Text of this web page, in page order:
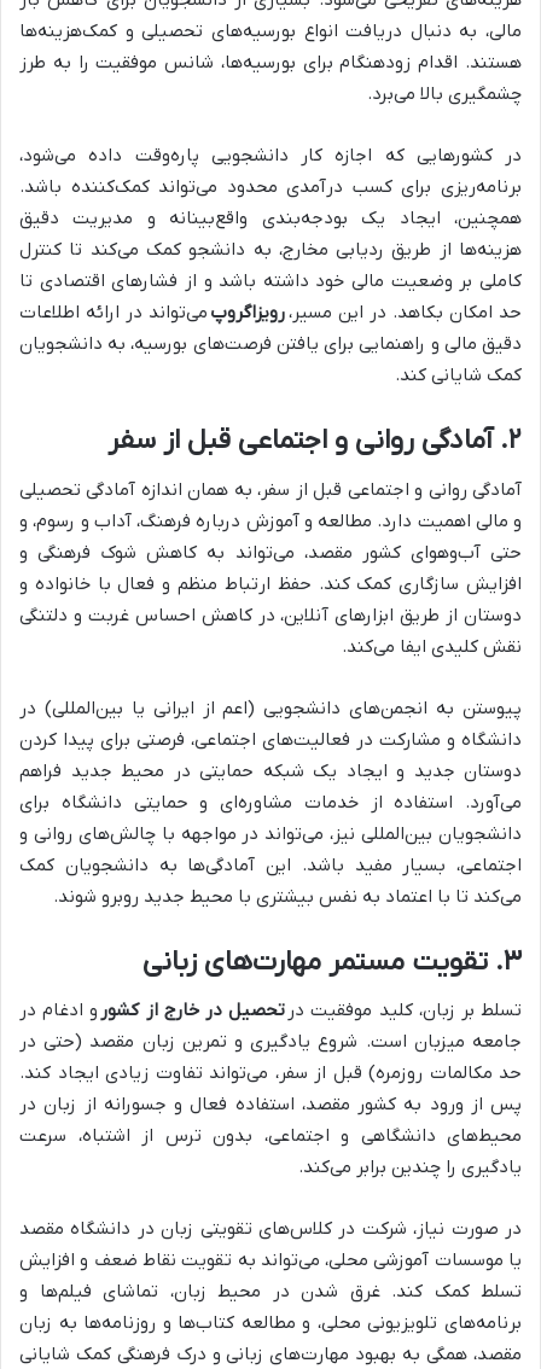
مالی، به دنبال دریافت انواع بورسیه‌های تحصیلی و کمک‌هزینه‌ها
هستند. اقدام زودهنگام برای بورسیه‌ها، شانس موفقیت را به طرز
چشمگیری بالا می‌برد.
در کشورهایی که اجازه کار دانشجویی پاره‌وقت داده می‌شود،
برنامه‌ریزی برای کسب درآمدی محدود می‌تواند کمک‌کننده باشد.
همچنین، ایجاد یک بودجه‌بندی واقع‌بینانه و مدیریت دقیق
هزینه‌ها از طریق ردیابی مخارج، به دانشجو کمک می‌کند تا کنترل
کاملی بر وضعیت مالی خود داشته باشد و از فشارهای اقتصادی تا
حد امکان بکاهد. در این مسیر،رویزاگروپ می‌تواند در ارائه اطلاعات
دقیق مالی و راهنمایی برای یافتن فرصت‌های بورسیه، به دانشجویان
کمک شایانی کند.
۲. آمادگی روانی و اجتماعی قبل از سفر
آمادگی روانی و اجتماعی قبل از سفر، به همان اندازه آمادگی تحصیلی
و مالی اهمیت دارد. مطالعه و آموزش درباره فرهنگ، آداب و رسوم، و
حتی آب‌وهوای کشور مقصد، می‌تواند به کاهش شوک فرهنگی و
افزایش سازگاری کمک کند. حفظ ارتباط منظم و فعال با خانواده و
دوستان از طریق ابزارهای آنلاین، در کاهش احساس غربت و دلتنگی
نقش کلیدی ایفا می‌کند.
پیوستن به انجمن‌های دانشجویی (اعم از ایرانی یا بین‌المللی) در
دانشگاه و مشارکت در فعالیت‌های اجتماعی، فرصتی برای پیدا کردن
دوستان جدید و ایجاد یک شبکه حمایتی در محیط جدید فراهم
می‌آورد. استفاده از خدمات مشاوره‌ای و حمایتی دانشگاه برای
دانشجویان بین‌المللی نیز، می‌تواند در مواجهه با چالش‌های روانی و
اجتماعی، بسیار مفید باشد. این آمادگی‌ها به دانشجویان کمک
می‌کند تا با اعتماد به نفس بیشتری با محیط جدید روبرو شوند.
۳. تقویت مستمر مهارت‌های زبانی
تسلط بر زبان، کلید موفقیت در تحصیل در خارج از کشور و ادغام در
جامعه میزبان است. شروع یادگیری و تمرین زبان مقصد (حتی در
حد مکالمات روزمره) قبل از سفر، می‌تواند تفاوت زیادی ایجاد کند.
پس از ورود به کشور مقصد، استفاده فعال و جسورانه از زبان در
محیط‌های دانشگاهی و اجتماعی، بدون ترس از اشتباه، سرعت
یادگیری را چندین برابر می‌کند.
در صورت نیاز، شرکت در کلاس‌های تقویتی زبان در دانشگاه مقصد
یا موسسات آموزشی محلی، می‌تواند به تقویت نقاط ضعف و افزایش
تسلط کمک کند. غرق شدن در محیط زبان، تماشای فیلم‌ها و
برنامه‌های تلویزیونی محلی، و مطالعه کتاب‌ها و روزنامه‌ها به زبان
مقصد، همگی به بهبود مهارت‌های زبانی و درک فرهنگی کمک شایانی